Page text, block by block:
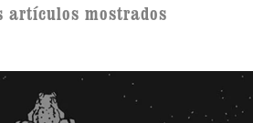
artículos mostrados